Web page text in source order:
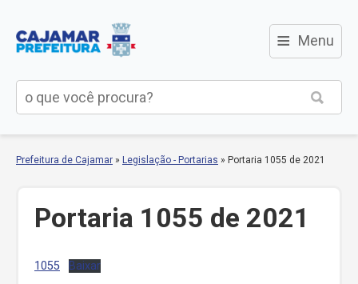
≡ Menu
Prefeitura de Cajamar » Legislação - Portarias » Portaria 1055 de 2021
Portaria 1055 de 2021
1055 Baixar